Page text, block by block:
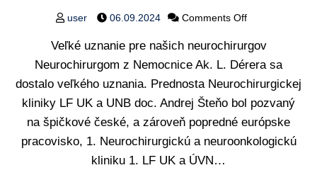
user 06.09.2024 Comments Off
Veľké uznanie pre našich neurochirurgov
Neurochirurgom z Nemocnice Ak. L. Dérera sa
dostalo veľkého uznania. Prednosta Neurochirurgickej
kliniky LF UK a UNB doc. Andrej Šteňo bol pozvaný
na špičkové české, a zároveň popredné európske
pracovisko, 1. Neurochirurgickú a neuroonkologickú
kliniku 1. LF UK a ÚVN…